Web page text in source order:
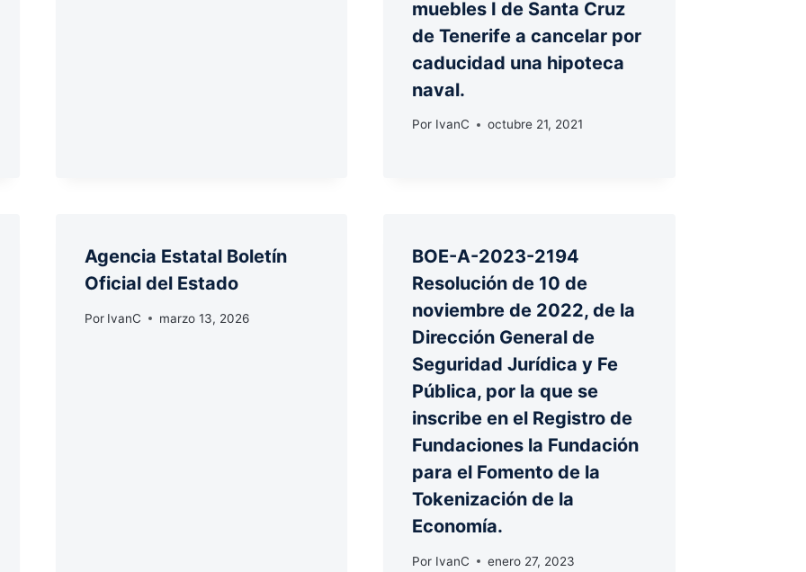
muebles I de Santa Cruz
de Tenerife a cancelar por
caducidad una hipoteca
naval.
Por IvanC octubre 21, 2021
Agencia Estatal Boletín
Oficial del Estado
Por IvanC marzo 13, 2026
BOE-A-2023-2194
Resolución de 10 de
noviembre de 2022, de la
Dirección General de
Seguridad Jurídica y Fe
Pública, por la que se
inscribe en el Registro de
Fundaciones la Fundación
para el Fomento de la
Tokenización de la
Economía.
Por IvanC enero 27, 2023